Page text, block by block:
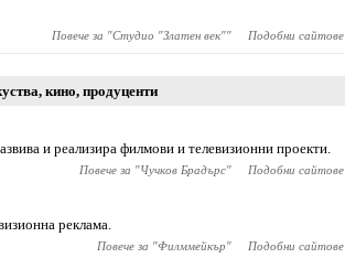
Повече за "Студио "Златен век"" Подобни сайтове
, кино, продуценти
и реализира филмови и телевизионни проекти.
Повече за "Чучков Брадърс" Подобни сайтове
реклама.
Повече за "Филммейкър" Подобни сайтове